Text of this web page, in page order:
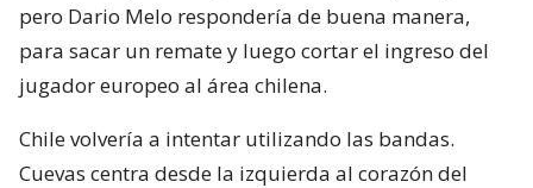
pero Dario Melo respondería de buena manera,
para sacar un remate y luego cortar el ingreso del
jugador europeo al área chilena.
Chile volvería a intentar utilizando las bandas.
Cuevas centra desde la izquierda al corazón del